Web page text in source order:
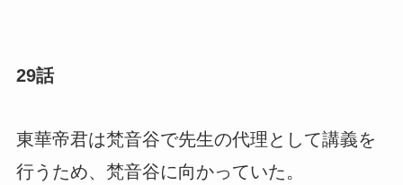
29話
東華帝君は梵音谷で先生の代理として講義を
行うため、梵音谷に向かっていた。